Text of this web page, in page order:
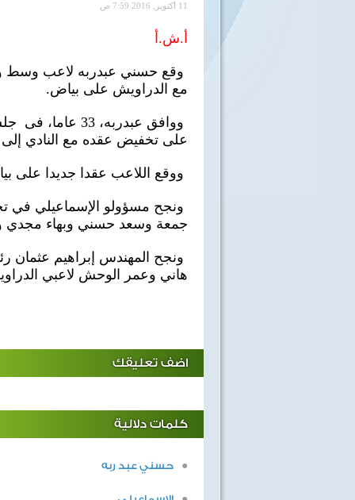
11 أكتوبر, 2016 7:59 ص
أ.ش.أ
وقع حسني عبدربه لاعب وسط
مع الدراويش على بياض.
ووافق عبدربه،
على تخفيض عقده مع النادي إلى 750 ألف جنيه سنويا.
ووقع اللاعب عقدا جديدا على
ونجح مسؤولو الإسماعيلي في
جمعة وسعد حسني وبهاء مجدي
ونجح المهندس إبراهيم عثمان
هاني وعمر الوحش لاعبي الدراويش
اضف تعليقك
كلمات دلالية
حسني عبد ربه